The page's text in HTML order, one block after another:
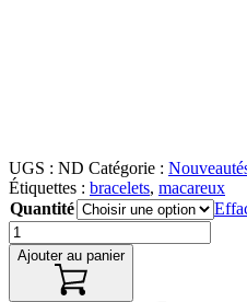
UGS : ND Catégorie :
Étiquettes : bracelets, macareux
Quantité
Ajouter au panier